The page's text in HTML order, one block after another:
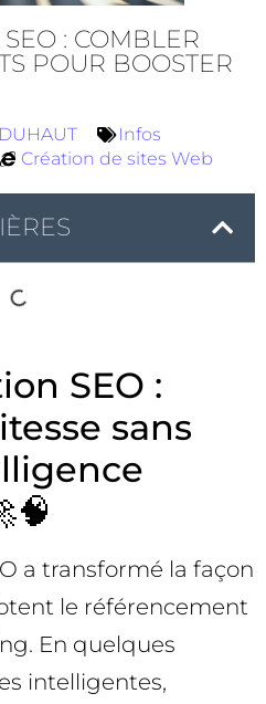
: COMBLER
POUR BOOSTER
Infos
Création de sites Web
SEO :
sans
a transformé la façon
le référencement
En quelques
intelligentes,